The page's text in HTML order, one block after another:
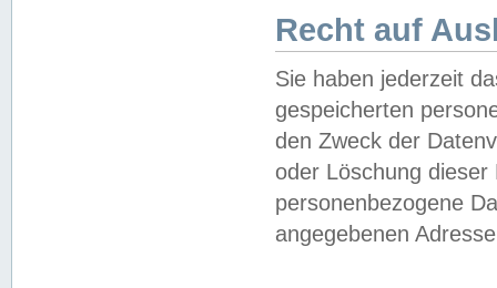
Recht auf
Sie haben jederzeit
gespeicherten
den Zweck der
oder Löschung
personenbezogene
angegebenen